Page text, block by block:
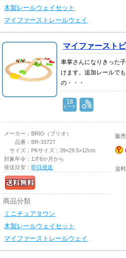
木製レールウェイセット
マイファーストレールウェイ
マイファースト
車掌さんになりきった
けます。追加レールで
の・・・
18
ピース
メーカー： BRIO（ブリオ）
品番： BR-33727
サイズ： PKサイズ：39×29.5×12cm
対象年令： 1才6か月から
発送目安：即日発送
商品分類
ミニチュアタウン
木製レールウェイセット
マイファーストレールウェイ
販
送